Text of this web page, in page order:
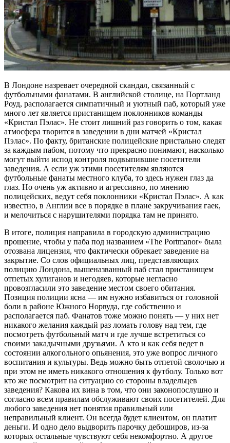
В Лондоне назревает очередной скандал, связанный с
футбольными фанатами. В английской столице, на Портланд
Роуд, располагается симпатичный и уютный паб, который уже
много лет является пристанищем поклонников команды
«Кристал Пэлас». Не стоит лишний раз говорить о том, какая
атмосфера творится в заведении в дни матчей «Кристал
Пэлас». По факту, британские полицейские пристально следят
за каждым пабом, потому что прекрасно понимают, насколько
могут выйти испод контроля подвыпившие посетители
заведения. А если уж этими посетителям являются
футбольные фанаты местного клуба, то здесь нужен глаз да
глаз. Но очень уж активно и агрессивно, по мнению
полицейских, ведут себя поклонники «Кристал Пэлас». А как
известно, в Англии все в порядке в плане закручивания гаек,
и мелочиться с нарушителями порядка там не принято.
В итоге, полиция направила в городскую администрацию
прошение, чтобы у паба под названием «The Portmanor» была
отозвана лицензия, что фактически обрекает заведение на
закрытие. Со слов официальных лиц, представляющих
полицию Лондона, вышеназванный паб стал пристанищем
отпетых хулиганов и негодяев, которые негласно
провозгласили это заведение местом своего обитания.
Позиция полиции ясна — им нужно избавиться от головной
боли в районе Южного Норвуда, где собственно и
располагается паб. Фанатов тоже можно понять — у них нет
никакого желания каждый раз ломать голову над тем, где
посмотреть футбольный матч и где лучше встретиться со
своими закадычными друзьями. А кто и как себя ведет в
состоянии алкогольного опьянения, это уже вопрос личного
воспитания и культуры. Ведь можно быть отпетой сволочью и
при этом не иметь никакого отношения к футболу. Только вот
кто же посмотрит на ситуацию со стороны владельцев
заведения? Какова их вина в том, что они законопослушно и
согласно всем правилам обслуживают своих посетителей. Для
любого заведения нет понятия правильный или
неправильный клиент. Он всегда будет клиентом, он платит
деньги. И одно дело выдворить парочку дебоширов, из-за
которых остальные чувствуют себя некомфортно. А другое